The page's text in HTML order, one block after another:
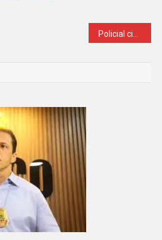
Policial civil é alvo de operação do Gaeco por tráfico, lavagem de dinheiro e organização criminosa